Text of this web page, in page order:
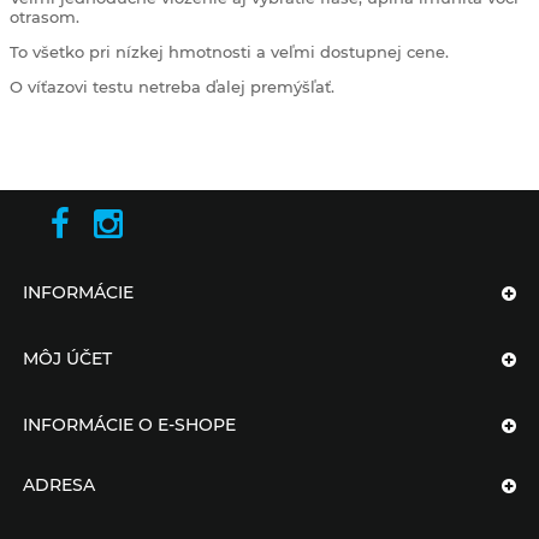
otrasom.
To všetko pri nízkej hmotnosti a veľmi dostupnej cene.
O víťazovi testu netreba ďalej premýšľať.
INFORMÁCIE
MÔJ ÚČET
INFORMÁCIE O E-SHOPE
ADRESA